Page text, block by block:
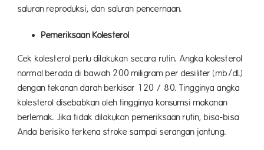
saluran reproduksi, dan saluran pencernaan.
Pemeriksaan Kolesterol
Cek kolesterol perlu dilakukan secara rutin. Angka kolesterol
normal berada di bawah 200 miligram per desiliter (mb/dL)
dengan tekanan darah berkisar 120 / 80. Tingginya angka
kolesterol disebabkan oleh tingginya konsumsi makanan
berlemak. Jika tidak dilakukan pemeriksaan rutin, bisa-bisa
Anda berisiko terkena stroke sampai serangan jantung.